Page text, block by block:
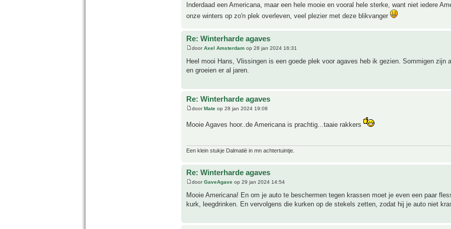
Inderdaad een Americana, maar een hele mooie en vooral hele sterke, want niet iedere
onze winters op zo'n plek overleven, veel plezier met deze blikvanger
Re: Winterharde agaves
doorAxel Amsterdam op 28 jan 2024 16:31
Heel mooi Hans, Vlissingen is een goede plek voor agaves heb ik gezien. Sommigen zijn
en groeien er al jaren.
Re: Winterharde agaves
doorMate op 28 jan 2024 19:08
Mooie Agaves hoor..de Americana is prachtig...taaie rakkers
Een klein stukje Dalmatië in mn achtertuintje.
Re: Winterharde agaves
doorGaveAgave op 29 jan 2024 14:54
Mooie Americana! En om je auto te beschermen tegen krassen moet je even een paar
kurk, leegdrinken. En vervolgens die kurken op de stekels zetten, zodat hij je auto niet